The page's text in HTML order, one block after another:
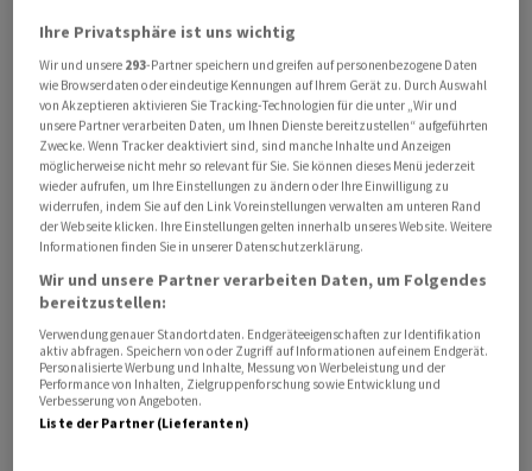
Im vergangenen Monat fiel der Durchschnittspreis für
Wohnungen im Vergleich zum Juni um 1,5 Prozent - der
grösste Rückgang seit September 2022 - und sank im
Vergleich zum Vorjahr um 0,1 Prozent, wie aus Daten
hervorgeht, die am Freitag von Svensk Maklarstatistik,
einem Unternehmen des schwedischen
Immobilienmaklerverbands, veröffentlicht wurden. Die
Preise für Einfamilienhäuser stiegen hingegen im
Monatsvergleich weiterhin um 0,4 Prozent, hiess es.
Der negative Trend steht im Gegensatz zur Senkung des
Leitzinses durch die Riksbank auf 2 Prozent im Juni, von
Ihre Privatsphäre ist uns wichtig
Wir und unsere 293-Partner speichern und greifen auf personenbezogene Daten
wie Browserdaten oder eindeutige Kennungen auf Ihrem Gerät zu. Durch Auswahl
von Akzeptieren aktivieren Sie Tracking-Technologien für die unter „Wir und
unsere Partner verarbeiten Daten, um Ihnen Dienste bereitzustellen“ aufgeführten
Zwecke. Wenn Tracker deaktiviert sind, sind manche Inhalte und Anzeigen
möglicherweise nicht mehr so relevant für Sie. Sie können dieses Menü jederzeit
wieder aufrufen, um Ihre Einstellungen zu ändern oder Ihre Einwilligung zu
widerrufen, indem Sie auf den Link Voreinstellungen verwalten am unteren Rand
der Webseite klicken. Ihre Einstellungen gelten innerhalb unseres Website. Weitere
Informationen finden Sie in unserer Datenschutzerklärung.
Wir und unsere Partner verarbeiten Daten, um Folgendes
bereitzustellen:
Verwendung genauer Standortdaten. Endgeräteeigenschaften zur Identifikation
aktiv abfragen. Speichern von oder Zugriff auf Informationen auf einem Endgerät.
Personalisierte Werbung und Inhalte, Messung von Werbeleistung und der
Performance von Inhalten, Zielgruppenforschung sowie Entwicklung und
Verbesserung von Angeboten.
Liste der Partner (Lieferanten)